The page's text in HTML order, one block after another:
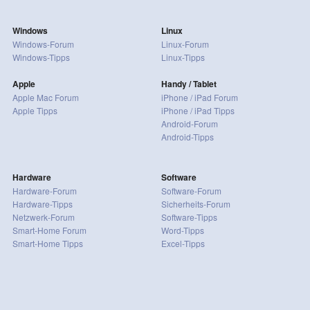
Windows
Windows-Forum
Windows-Tipps
Apple
Apple Mac Forum
Apple Tipps
Linux
Linux-Forum
Linux-Tipps
Handy / Tablet
iPhone / iPad Forum
iPhone / iPad Tipps
Android-Forum
Android-Tipps
Hardware
Hardware-Forum
Hardware-Tipps
Netzwerk-Forum
Smart-Home Forum
Smart-Home Tipps
Software
Software-Forum
Sicherheits-Forum
Software-Tipps
Word-Tipps
Excel-Tipps